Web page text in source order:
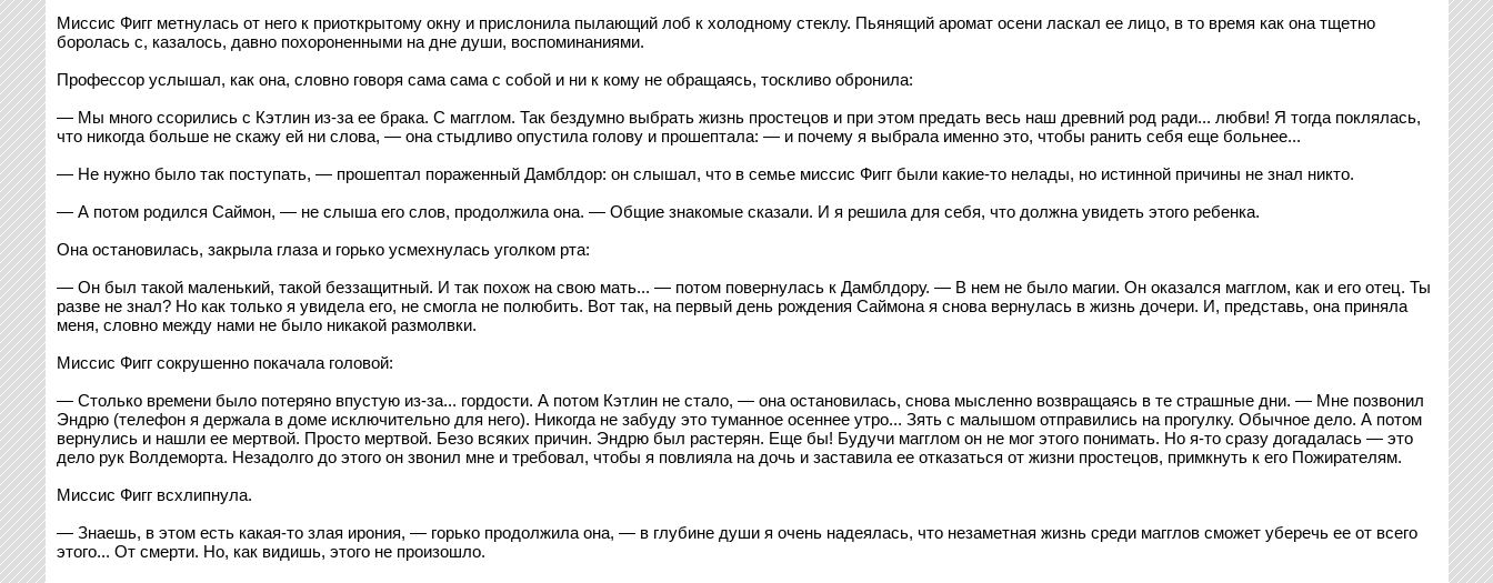
Миссис Фигг метнулась от него к приоткрытому окну и прислонила пылающий лоб к холодному стеклу. Пьянящий аромат осени ласкал ее лицо, в то время как она тщетно
боролась с, казалось, давно похороненными на дне души, воспоминаниями.
Профессор услышал, как она, словно говоря сама сама с собой и ни к кому не обращаясь, тоскливо обронила:
— Мы много ссорились с Кэтлин из-за ее брака. С магглом. Так бездумно выбрать жизнь простецов и при этом предать весь наш древний род ради... любви! Я тогда поклялась,
что никогда больше не скажу ей ни слова, — она стыдливо опустила голову и прошептала: — и почему я выбрала именно это, чтобы ранить себя еще больнее...
— Не нужно было так поступать, — прошептал пораженный Дамблдор: он слышал, что в семье миссис Фигг были какие-то нелады, но истинной причины не знал никто.
— А потом родился Саймон, — не слыша его слов, продолжила она. — Общие знакомые сказали. И я решила для себя, что должна увидеть этого ребенка.
Она остановилась, закрыла глаза и горько усмехнулась уголком рта:
— Он был такой маленький, такой беззащитный. И так похож на свою мать... — потом повернулась к Дамблдору. — В нем не было магии. Он оказался магглом, как и его отец. Ты
разве не знал? Но как только я увидела его, не смогла не полюбить. Вот так, на первый день рождения Саймона я снова вернулась в жизнь дочери. И, представь, она приняла
меня, словно между нами не было никакой размолвки.
Миссис Фигг сокрушенно покачала головой:
— Столько времени было потеряно впустую из-за... гордости. А потом Кэтлин не стало, — она остановилась, снова мысленно возвращаясь в те страшные дни. — Мне позвонил
Эндрю (телефон я держала в доме исключительно для него). Никогда не забуду это туманное осеннее утро... Зять с малышом отправились на прогулку. Обычное дело. А потом
вернулись и нашли ее мертвой. Просто мертвой. Безо всяких причин. Эндрю был растерян. Еще бы! Будучи магглом он не мог этого понимать. Но я-то сразу догадалась — это
дело рук Волдеморта. Незадолго до этого он звонил мне и требовал, чтобы я повлияла на дочь и заставила ее отказаться от жизни простецов, примкнуть к его Пожирателям.
Миссис Фигг всхлипнула.
— Знаешь, в этом есть какая-то злая ирония, — горько продолжила она, — в глубине души я очень надеялась, что незаметная жизнь среди магглов сможет уберечь ее от всего
этого... От смерти. Но, как видишь, этого не произошло.